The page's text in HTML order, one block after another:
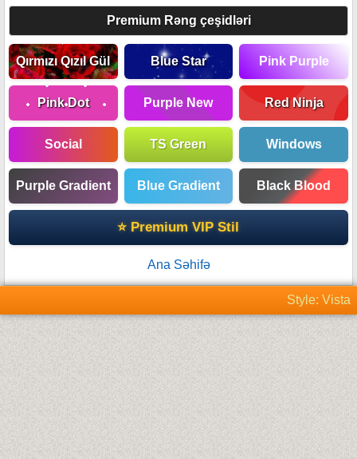
Premium Rəng çeşidləri
Qırmızı Qızıl Gül Blue Star Pink Purple
Pink Dot Purple New Red Ninja
Social TS Green Windows
Purple Gradient Blue Gradient Black Blood
⭐ Premium VIP Stil
Ana Səhifə
Style: Vista